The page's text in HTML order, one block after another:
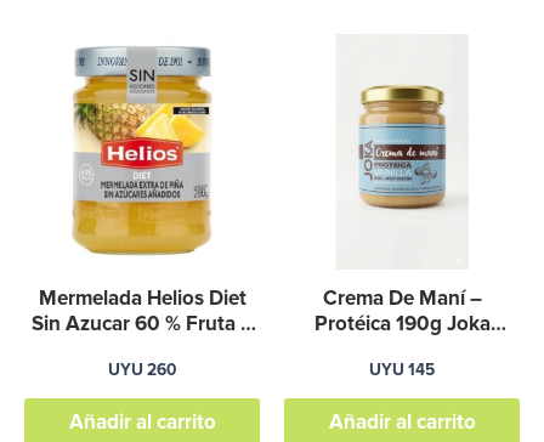
Mermelada Helios Diet
Sin Azucar 60 % Fruta –
UYU 260
Añadir al carrito
Crema De Maní –
Protéica 190g Joka
UYU 145
Añadir al carrito